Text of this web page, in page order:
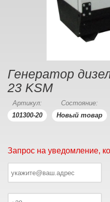
Генератор
23 KSM
Артикул:
101300-20
Состояние:
Новый товар
Запрос на уведомление,